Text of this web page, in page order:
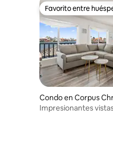
Favorito entre
Favorito entre
Condo en Corpus
Impresionantes